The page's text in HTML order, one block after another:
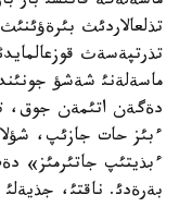
تذلعالاردئث
تذرتپةسةث
ماسةلةنئ شةشؤ
دةگةن اتئمةن جوق،
ءبئز حات جازئپ،
ءبذيتئپ جاتئرمئز»
بةرةدئ. ناقتئ،